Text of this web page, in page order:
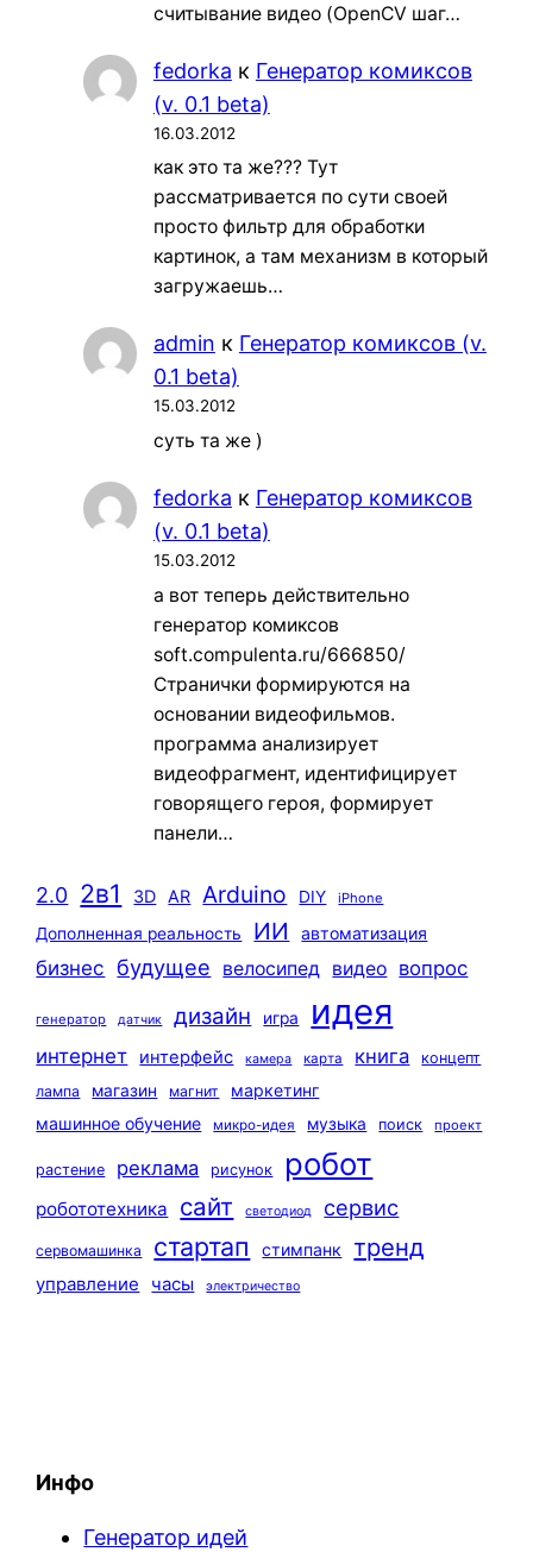
считывание видео (OpenCV шаг…
fedorka к Генератор комиксов
(v. 0.1 beta)
16.03.2012
как это та же??? Тут
рассматривается по сути своей
просто фильтр для обработки
картинок, а там механизм в который
загружаешь…
admin к Генератор комиксов (v.
0.1 beta)
15.03.2012
суть та же )
fedorka к Генератор комиксов
(v. 0.1 beta)
15.03.2012
а вот теперь действительно
генератор комиксов
soft.compulenta.ru/666850/
Странички формируются на
основании видеофильмов.
программа анализирует
видеофрагмент, идентифицирует
говорящего героя, формирует
панели…
2.0 2в1 3D AR Arduino DIY iPhone
Дополненная реальность ИИ автоматизация
бизнес будущее велосипед видео вопрос
генератор датчик дизайн игра идея
интернет интерфейс камера карта книга
концепт
лампа
магазин магнит
маркетинг
машинное обучение
микро-идея музыка поиск проект
растение реклама рисунок робот
робототехника сайт светодиод сервис
сервомашинка стартап стимпанк тренд
управление часы электричество
Инфо
Генератор идей